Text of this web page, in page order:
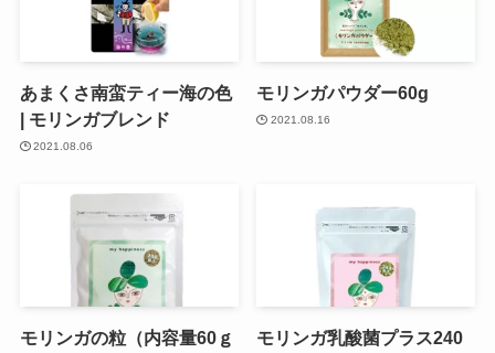
あまくさ南蛮ティー海の色
| モリンガブレンド
2021.08.06
モリンガパウダー60g
2021.08.16
モリンガの粒（内容量60ｇ
モリンガ乳酸菌プラス240